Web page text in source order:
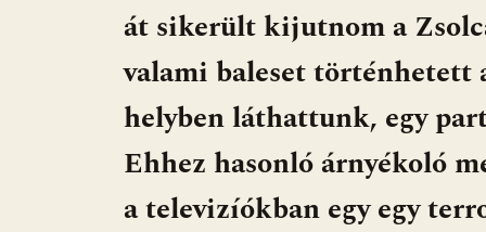
o
o
k
A
p
p
t e
g
át sikerült kijutnom a
valami baleset
helyben láthattunk, egy
Ehhez hasonló árnyékoló
a televizíókban egy egy